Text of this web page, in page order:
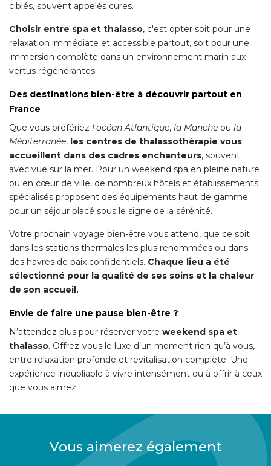
ciblés, souvent appelés cures.
Choisir entre spa et thalasso, c'est opter soit pour une
relaxation immédiate et accessible partout, soit pour une
immersion complète dans un environnement marin aux
vertus régénérantes.
Des destinations bien-être à découvrir partout en
France
Que vous préfériez l'océan Atlantique, la Manche ou la
Méditerranée, les centres de thalassothérapie vous
accueillent dans des cadres enchanteurs, souvent
avec vue sur la mer. Pour un weekend spa en pleine nature
ou en cœur de ville, de nombreux hôtels et établissements
spécialisés proposent des équipements haut de gamme
pour un séjour placé sous le signe de la sérénité.
Votre prochain voyage bien-être vous attend, que ce soit
dans les stations thermales les plus renommées ou dans
des havres de paix confidentiels. Chaque lieu a été
sélectionné pour la qualité de ses soins et la chaleur
de son accueil.
Envie de faire une pause bien-être ?
N’attendez plus pour réserver votre weekend spa et
thalasso. Offrez-vous le luxe d’un moment rien qu’à vous,
entre relaxation profonde et revitalisation complète. Une
expérience inoubliable à vivre intensément ou à offrir à ceux
que vous aimez.
Vous aimerez également